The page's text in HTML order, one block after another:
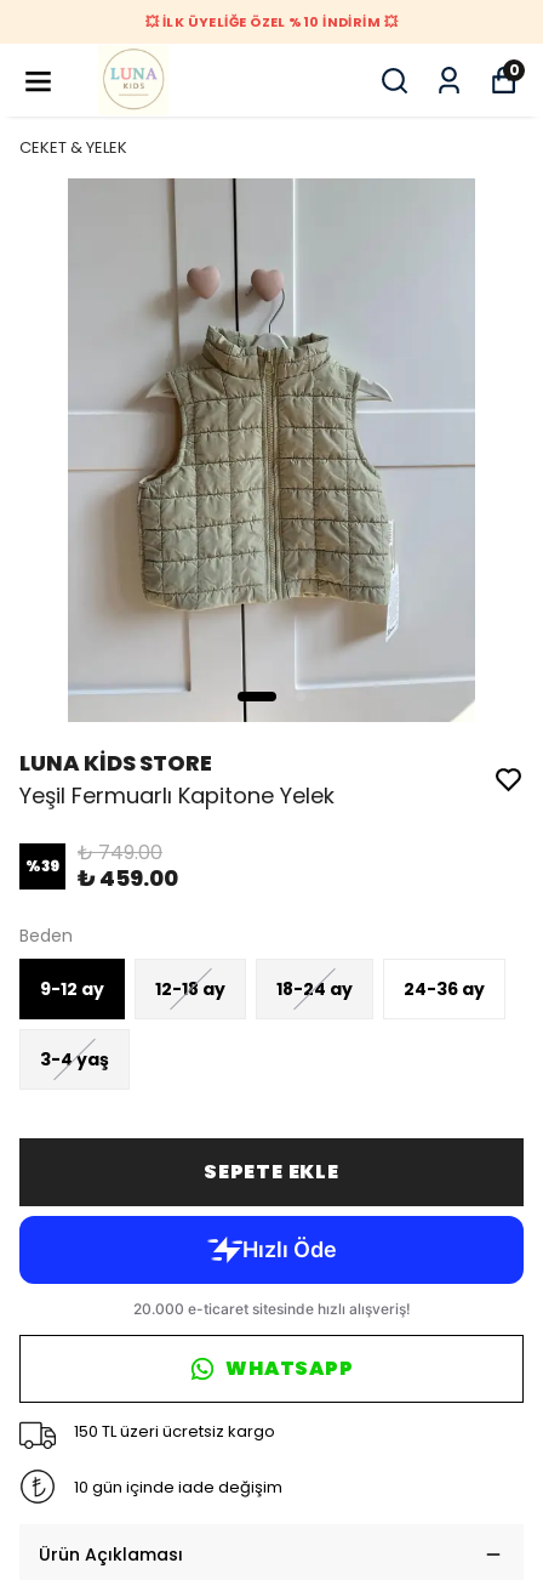
💥 İLK ÜYELİĞE ÖZEL %10 İNDİRİM 💥
0
CEKET & YELEK
LUNA KİDS STORE
Yeşil Fermuarlı Kapitone Yelek
%39 ₺ 749.00
₺ 459.00
Beden
9-12 ay 12-18 ay 18-24 ay 24-36 ay
3-4 yaş
SEPETE EKLE
WHATSAPP
150 TL üzeri ücretsiz kargo
10 gün içinde iade değişim
Ürün Açıklaması